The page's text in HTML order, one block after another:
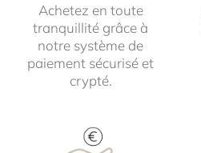
Achetez en toute
tranquillité grâce à
notre système de
paiement sécurisé et
crypté.